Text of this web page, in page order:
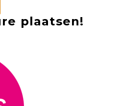
plaatsen!